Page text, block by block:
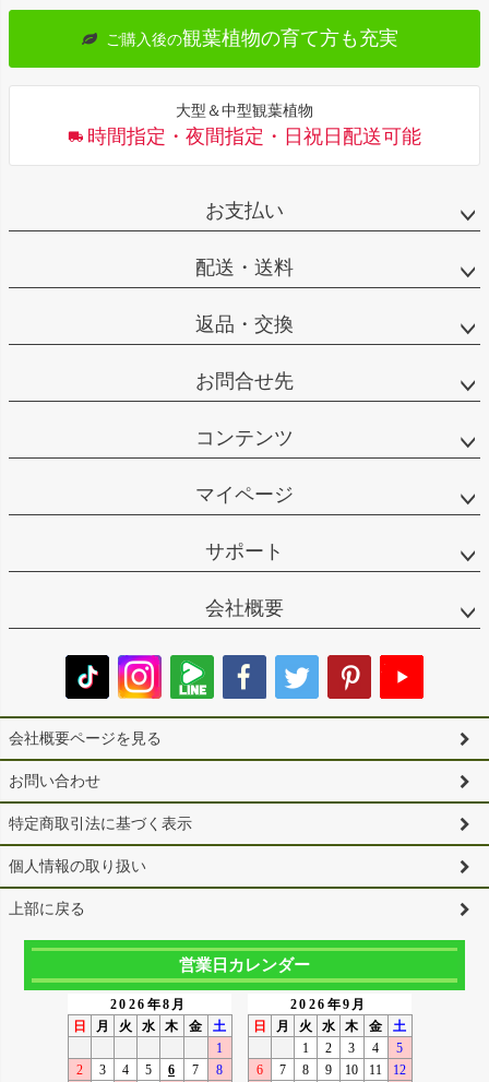
ご購入後の観葉植物の育て方も充実
大型＆中型観葉植物
時間指定・夜間指定・日祝日配送可能
お支払い
配送・送料
返品・交換
お問合せ先
コンテンツ
マイページ
サポート
会社概要
会社概要ページを見る
お問い合わせ
特定商取引法に基づく表示
個人情報の取り扱い
上部に戻る
営業日カレンダー